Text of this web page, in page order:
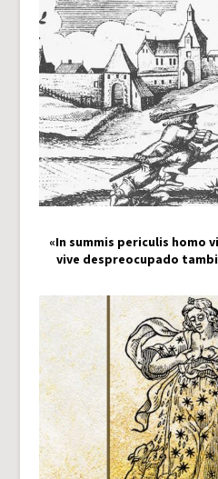
«In summis periculis homo
vive despreocupado